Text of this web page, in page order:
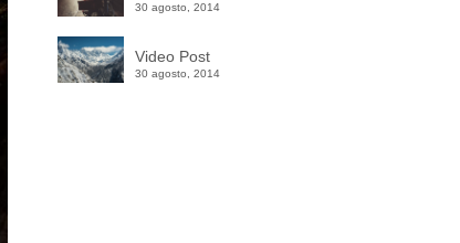
30 agosto, 2014
Video Post
30 agosto, 2014